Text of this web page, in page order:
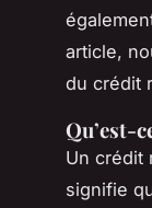
article,
du crédit
Qu’est-
Un crédit
signifie